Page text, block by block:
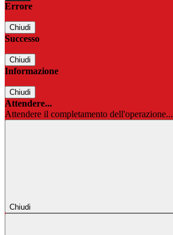
Errore
Chiudi
Successo
Chiudi
Informazione
Chiudi
Attendere...
Attendere il completamento dell'operazione...
Chiudi